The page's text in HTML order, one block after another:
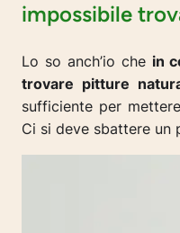
impossibile
Lo so anch’io che in
trovare pitture
sufficiente per
Ci si deve sbattere un